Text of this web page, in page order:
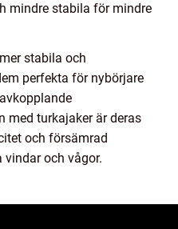
mindre stabila för mindre
stabila och
perfekta för nybörjare
med turkajaker är deras
och försämrad
och vågor.